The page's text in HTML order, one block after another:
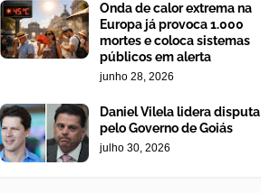
Onda de calor extrema na
Europa já provoca 1.000
mortes e coloca sistemas
públicos em alerta
junho 28, 2026
Daniel Vilela lidera disputa
pelo Governo de Goiás
julho 30, 2026